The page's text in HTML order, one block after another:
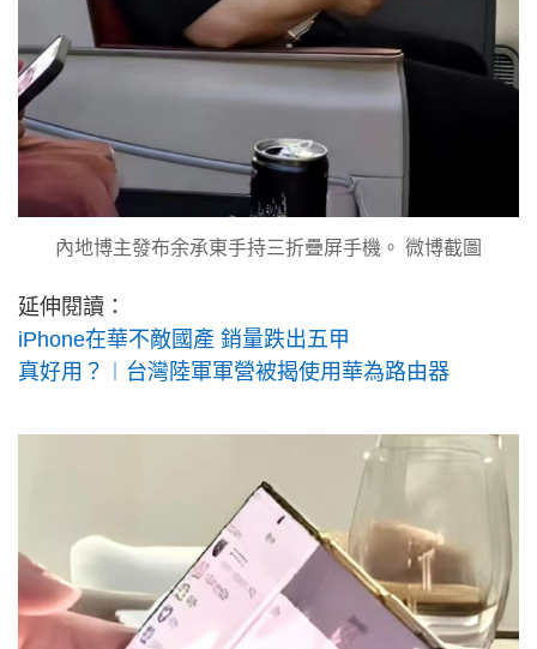
內地博主發布余承東手持三折疊屏手機。 微博截圖
延伸閱讀：
iPhone在華不敵國產 銷量跌出五甲
真好用？︱台灣陸軍軍營被揭使用華為路由器